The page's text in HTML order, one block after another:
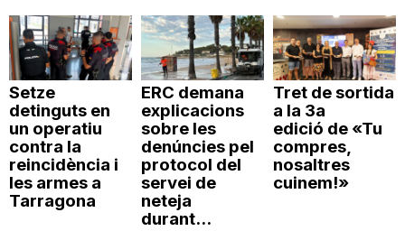
Setze
detinguts en
un operatiu
contra la
reincidència i
les armes a
Tarragona
ERC demana
explicacions
sobre les
denúncies pel
protocol del
servei de
neteja
durant...
Tret de sortida
a la 3a
edició de «Tu
compres,
nosaltres
cuinem!»